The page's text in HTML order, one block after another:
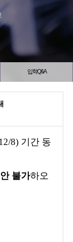
입학Q&A
8) 기간 동
불가하오